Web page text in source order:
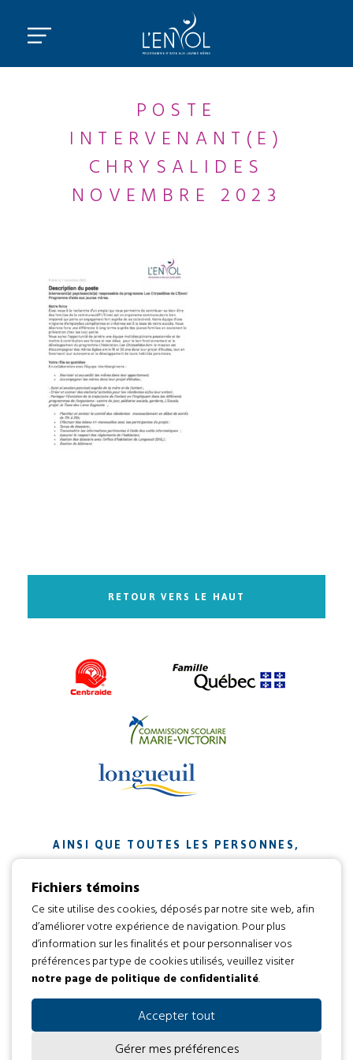
POSTE
INTERVENANT(E)
CHRYSALIDES
NOVEMBRE 2023
RETOUR VERS LE HAUT
AINSI QUE TOUTES LES PERSONNES,
ORGANISMES ET ENTREPRISES QUI ONT
CONTRIBUÉ À NOTRE MISSION.
Développement web par
Tous droits réservés 2016 © L’envol
Politique de confidentialité
Fichiers témoins
Ce site utilise des cookies, déposés par notre site web, afin
d’améliorer votre expérience de navigation. Pour plus
d’information sur les finalités et pour personnaliser vos
préférences par type de cookies utilisés, veuillez visiter
notre page de politique de confidentialité.
Accepter tout
Gérer mes préférences